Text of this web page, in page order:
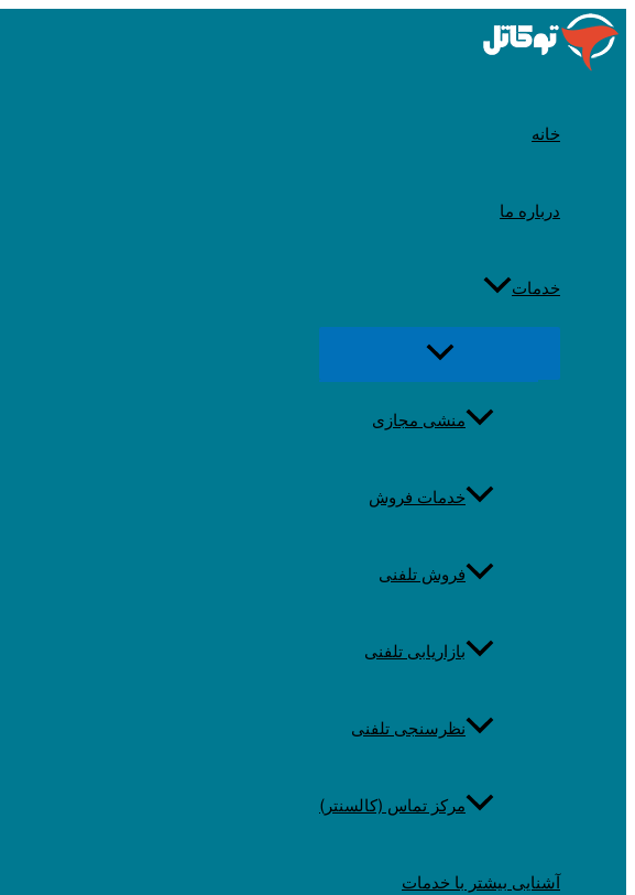
شدن
خانه
درباره ما
خدمات
تغییر
منو
منشی مجازی
خدمات فروش
فروش تلفنی
بازاریابی تلفنی
نظرسنجی تلفنی
مرکز تماس (کالسنتر)
آشنایی بیشتر با خدمات